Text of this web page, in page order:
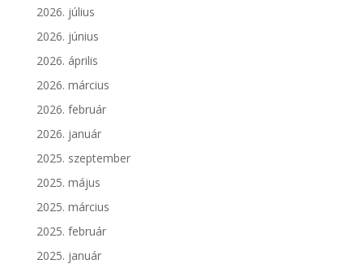
2026. július
2026. június
2026. április
2026. március
2026. február
2026. január
2025. szeptember
2025. május
2025. március
2025. február
2025. január